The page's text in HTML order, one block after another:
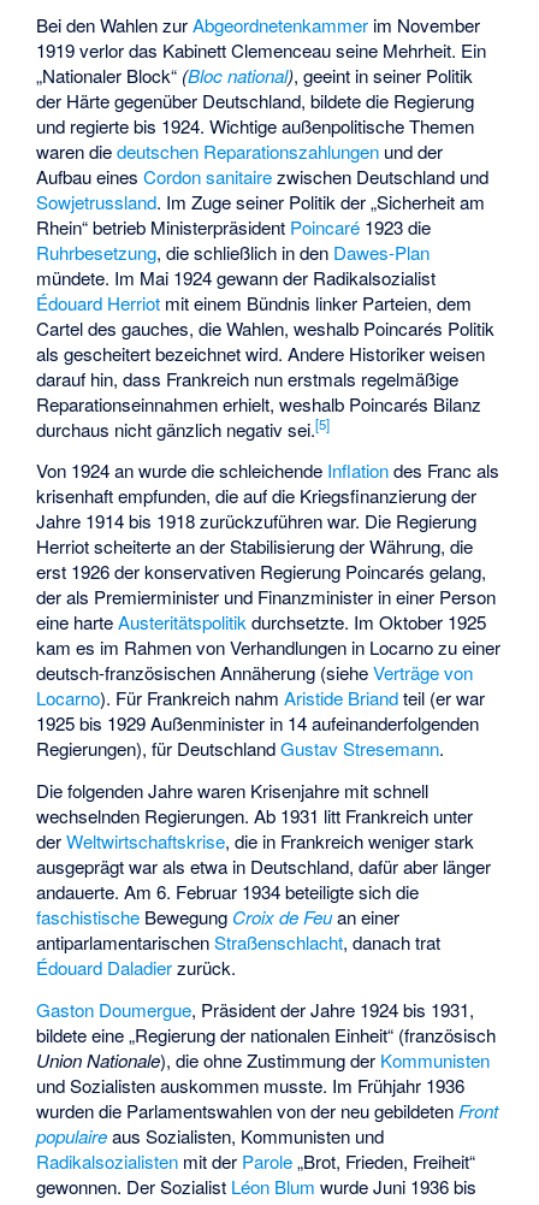
Bei den Wahlen zurAbgeordnetenkammer im November
1919 verlor das Kabinett Clemenceau seine Mehrheit. Ein
„Nationaler Block“ (Bloc national), geeint in seiner Politik
der Härte gegenüber Deutschland, bildete die Regierung
und regierte bis 1924. Wichtige außenpolitische Themen
waren diedeutschen Reparationszahlungen und der
Aufbau einesCordon sanitairezwischen Deutschland und
Sowjetrussland. Im Zuge seiner Politik der „Sicherheit am
Rhein“ betrieb Ministerpräsident Poincaré 1923 die
Ruhrbesetzung, die schließlich in den Dawes-Plan
mündete. Im Mai 1924 gewann der Radikalsozialist
Édouard Herriot mit einem Bündnis linker Parteien, dem
Cartel des gauches, die Wahlen, weshalb Poincarés Politik
als gescheitert bezeichnet wird. Andere Historiker weisen
darauf hin, dass Frankreich nun erstmals regelmäßige
Reparationseinnahmen erhielt, weshalb Poincarés Bilanz
durchaus nicht gänzlich negativ sei.[5]
Von 1924 an wurde die schleichende Inflationdes Franc als
krisenhaft empfunden, die auf die Kriegsfinanzierung der
Jahre 1914 bis 1918 zurückzuführen war. Die Regierung
Herriot scheiterte an der Stabilisierung der Währung, die
erst 1926 der konservativen Regierung Poincarés gelang,
der als Premierminister und Finanzminister in einer Person
eine harteAusteritätspolitikdurchsetzte. Im Oktober 1925
kam es im Rahmen von Verhandlungen in Locarno zu einer
deutsch-französischen Annäherung (sieheVerträge von
Locarno). Für Frankreich nahmAristide Briandteil (er war
1925 bis 1929 Außenminister in 14 aufeinanderfolgenden
Regierungen), für DeutschlandGustav Stresemann.
Die folgenden Jahre waren Krisenjahre mit schnell
wechselnden Regierungen. Ab 1931 litt Frankreich unter
derWeltwirtschaftskrise, die in Frankreich weniger stark
ausgeprägt war als etwa in Deutschland, dafür aber länger
andauerte. Am 6. Februar 1934 beteiligte sich die
faschistische Bewegung Croix de Feuan einer
antiparlamentarischenStraßenschlacht, danach trat
Édouard Daladierzurück.
Gaston Doumergue, Präsident der Jahre 1924 bis 1931,
bildete eine „Regierung der nationalen Einheit“ (französisch
Union Nationale), die ohne Zustimmung der Kommunisten
und Sozialisten auskommen musste. Im Frühjahr 1936
wurden die Parlamentswahlen von der neu gebildeten Front
populaireaus Sozialisten, Kommunisten und
Radikalsozialisten mit der Parole„Brot, Frieden, Freiheit“
gewonnen. Der Sozialist Léon Blum wurde Juni 1936 bis